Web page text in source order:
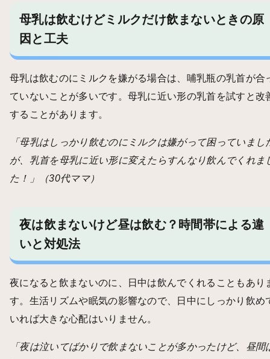
母乳は飲むけどミルクだけ飲まないときの原
因と工夫
母乳は飲むのにミルクを嫌がる場合は、哺乳瓶の乳首が合
ていないことが多いです。母乳に近い形の乳首を試すと改
することがあります。
「母乳はしっかり飲むのにミルクは嫌がって困っていまし
が、乳首を母乳に近い形に変えたらすんなり飲んでくれま
た！」（30代ママ）
夜は飲まないけど昼は飲む？時間帯による違
いと対処法
夜になると飲まないのに、日中は飲んでくれることもあり
す。生活リズムや眠気の影響なので、日中にしっかり飲め
いれば大きな心配はいりません。
「夜は泣いてばかりで飲まないことが多かったけど、昼間